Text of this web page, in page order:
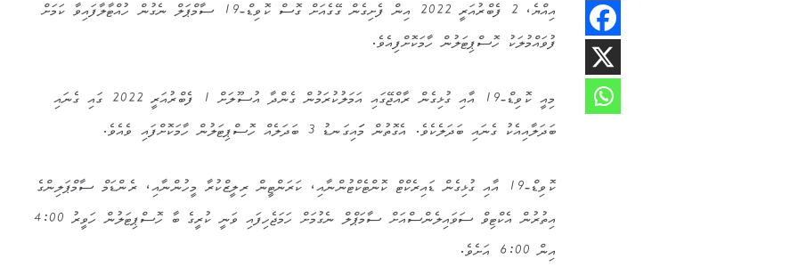
އިއްޔެ، 2 ފެބްރުއަރީ 2022 އިން ފެށިގެން ގޭގެއަށް ގޮސް ކޮވިޑް-19 ސާމްޕަލް ނެގުން ހުއްޓާލާފައިވާ ކަމަށް
ފުވައްމުލަކު ހޮސްޕިޓަލުން ހާމަކޮށްފިއެވެ.
މިއީ ކޮވިޑް-19 އާއި ގުޅިގެން ރާއްޖޭގައި އަމަލުކުރަމުން ގެންދާ އުސޫލަށް 1 ފެބްރުއަރީ 2022 ގައި ގެނައި
ބަދަލާއިއެކު ގެނައި ބަދަލެކެވެ. އެގޮތުން މަައިގަނޑު 3 ބަދަލެއް ހޮސްޕިޓަލުން ހާމަކޮށްފައި ވެއެވެ.
ކޮވިޑް-19 އާއި ގުޅިގެން ޑައިރެކްޓް ކޮންޓެކްޓުންނާއި، ކަރަންޓީން ރިލީޒްކުރާ މީހުންނާއި، ރެންޑަމް ސާމްޕަލިންގެ
އިތުރުން އެކްޓިވް ސަވައިލެންސްއަށް ސާމަޕްލް ނެގުމަށް ހަމަޖެހިފައި ވަނީ ކުރީގެ ބާ ހޮސްޕިޓަލުން ހަވީރު 4:00
އިން 6:00 އަށެވެ.